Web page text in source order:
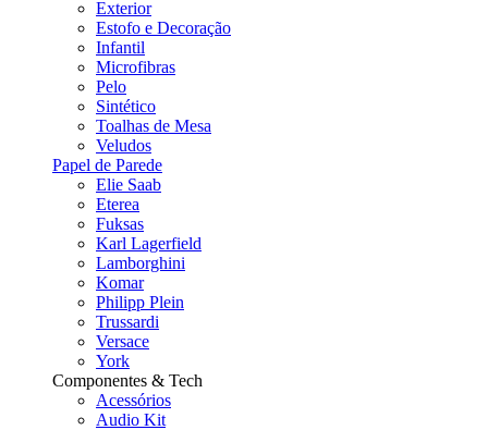
Exterior
Estofo e Decoração
Infantil
Microfibras
Pelo
Sintético
Toalhas de Mesa
Veludos
Papel de Parede
Elie Saab
Eterea
Fuksas
Karl Lagerfield
Lamborghini
Komar
Philipp Plein
Trussardi
Versace
York
Componentes & Tech
Acessórios
Audio Kit